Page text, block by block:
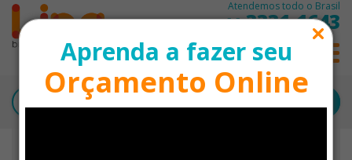
Aprenda a fazer seu
Orçamento Online
Atendemos todo o Brasil
113331-1643